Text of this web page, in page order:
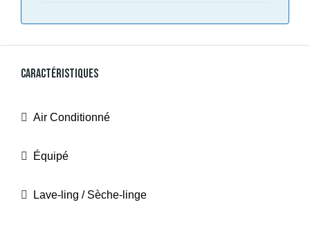
Caractéristiques
Air Conditionné
Équipé
Lave-ling / Sèche-linge